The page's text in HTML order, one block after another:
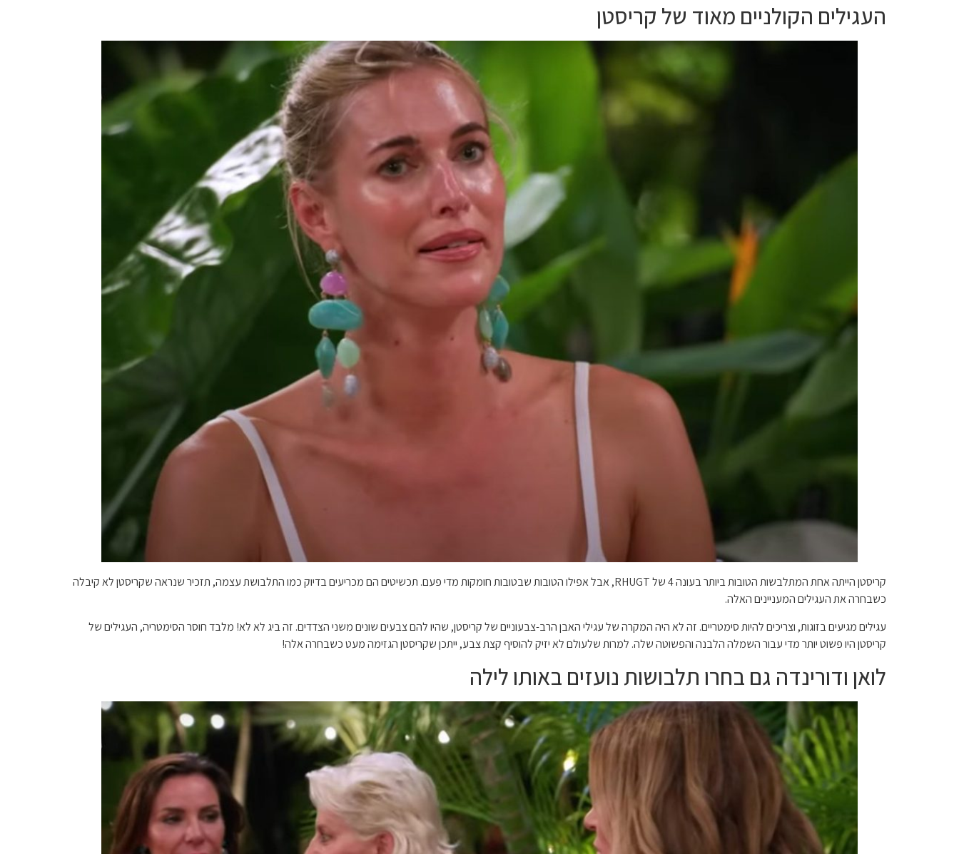
העגילים הקולניים מאוד של קריסטן
קריסטן הייתה אחת המתלבשות הטובות ביותר בעונה 4 של RHUGT, אבל אפילו הטובות שבטובות חומקות מדי פעם. תכשיטים הם מכריעים בדיוק כמו התלבושת עצמה, תזכיר שנראה שקריסטן לא קיבלה
כשבחרה את העגילים המעניינים האלה.
עגילים מגיעים בזוגות, וצריכים להיות סימטריים. זה לא היה המקרה של עגילי האבן הרב-צבעוניים של קריסטן, שהיו להם צבעים שונים משני הצדדים. זה ביג לא לא! מלבד חוסר הסימטריה, העגילים של
קריסטן היו פשוט יותר מדי עבור השמלה הלבנה והפשוטה שלה. למרות שלעולם לא יזיק להוסיף קצת צבע, ייתכן שקריסטן הגזימה מעט כשבחרה אלה!
לואן ודורינדה גם בחרו תלבושות נועזים באותו לילה